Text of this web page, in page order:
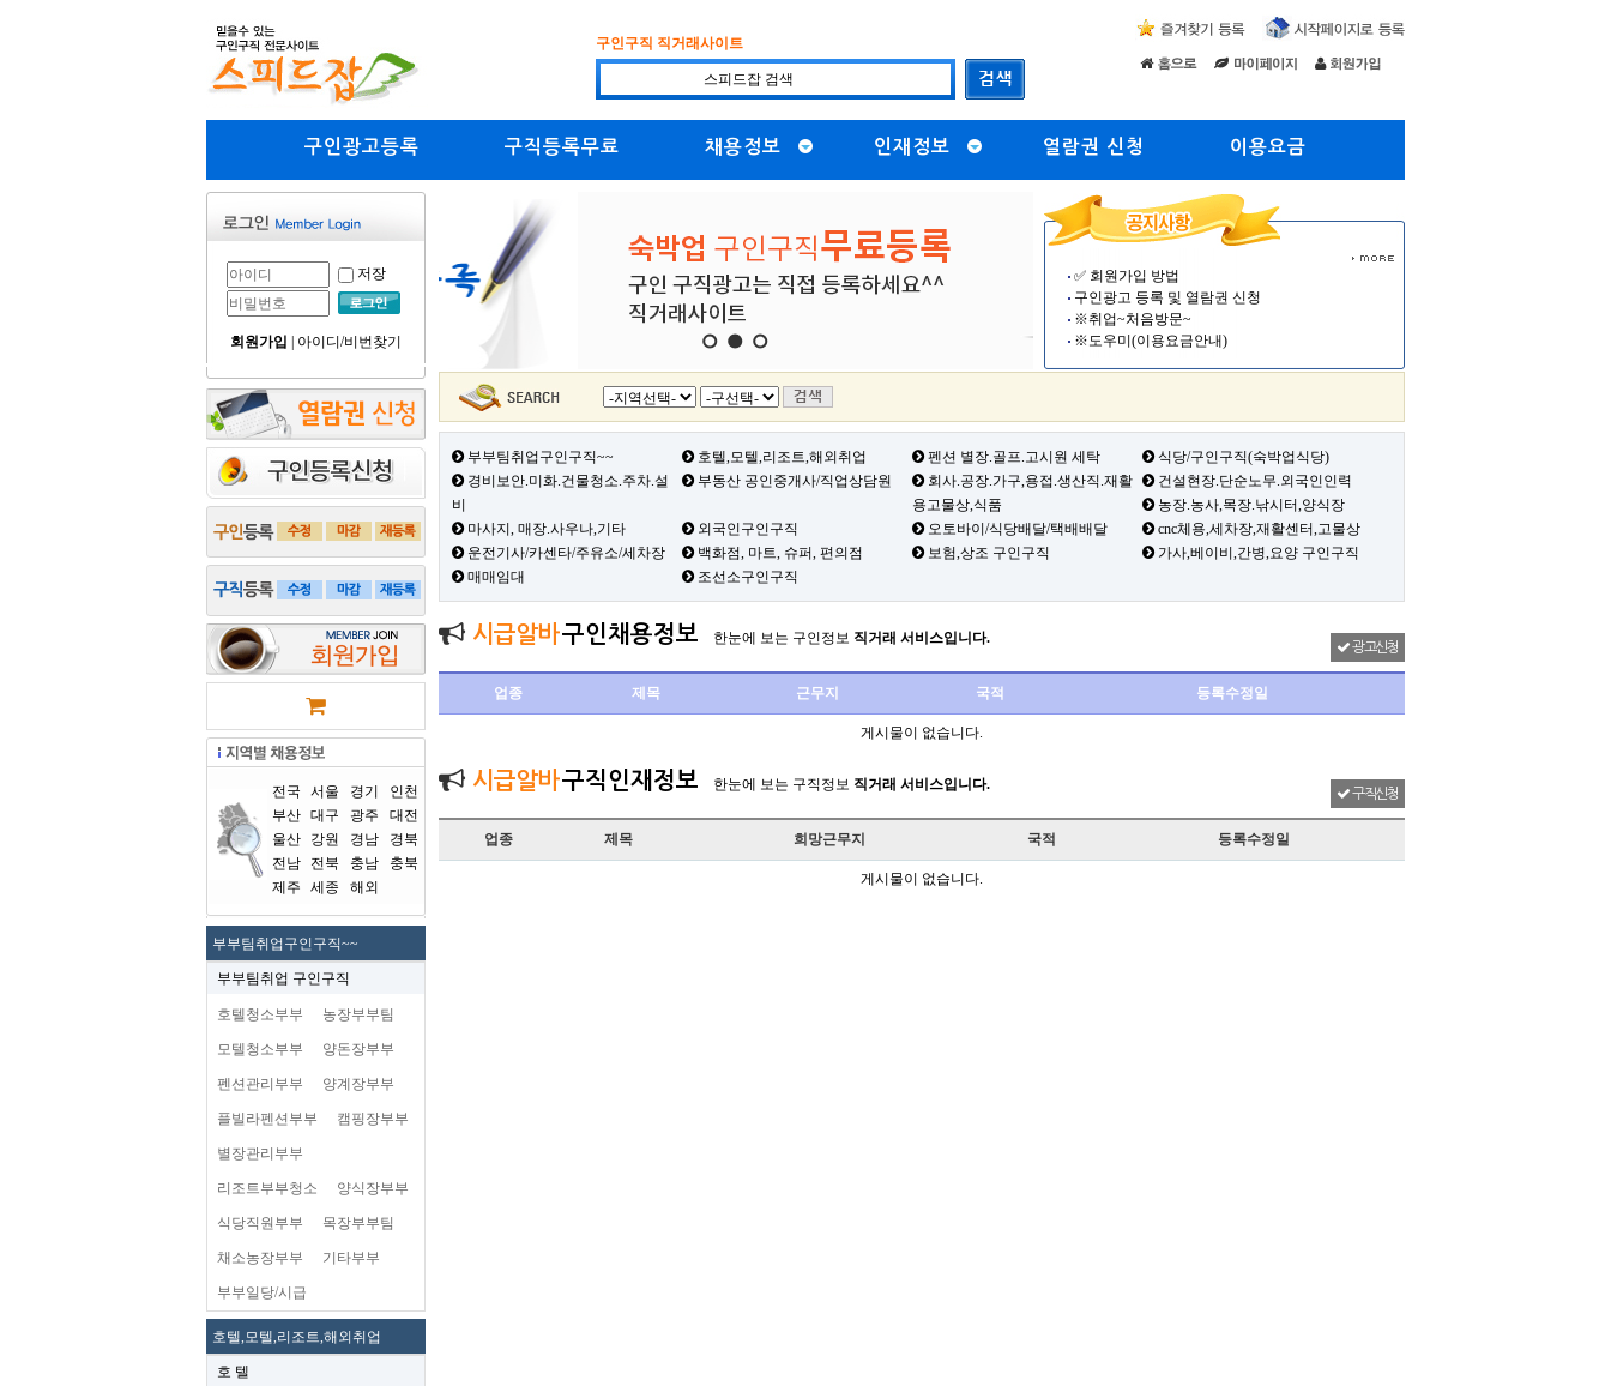
구인구직 직거래사이트
구인광고등록 구직등록무료 채용정보 인재정보 열람권 신청 이용요금
저장
회원가입 아이디/비번찾기
전국 서울 경기
인천
부산 대구 광주
대전
울산
강원 경남
경북
전남
전북 충남
충북
제주
세종 해외
부부팀취업구인구직~~
부부팀취업 구인구직
호텔청소부부 농장부부팀
모텔청소부부 양돈장부부
펜션관리부부 양계장부부
플빌라펜션부부 캠핑장부부
별장관리부부
리조트부부청소 양식장부부
식당직원부부 목장부부팀
채소농장부부 기타부부
부부일당/시급
호텔,모텔,리조트,해외취업
호 텔
✅ 회원가입 방법
구인광고 등록 및 열람권 신청
※취업~처음방문~
※도우미(이용요금안내)
부부팀취업구인구직~~ 호텔,모텔,리조트,해외취업 펜션 별장.골프.고시원 세탁
식당/구인구직(숙박업식당)
경비보안.미화.건물청소.주차.설
비
부동산 공인중개사/직업상담원
회사.공장.가구,용접.생산직.재활
용고물상,식품
건설현장.단순노무.외국인인력
농장.농사,목장.낚시터,양식장
마사지, 매장.사우나,기타
외국인구인구직 오토바이/식당배달/택배배달
cnc체용,세차장,재활센터,고물상
운전기사/카센타/주유소/세차장
백화점, 마트, 슈퍼, 편의점 보험,상조 구인구직
가사,베이비,간병,요양 구인구직
매매임대
조선소구인구직
시급알바구인채용정보 한눈에 보는 구인정보 직거래 서비스입니다.
광고신청
업종 제목 근무지 국적 등록수정일
게시물이 없습니다.
시급알바구직인재정보 한눈에 보는 구직정보 직거래 서비스입니다.
구직신청
업종 제목 희망근무지 국적 등록수정일
게시물이 없습니다.